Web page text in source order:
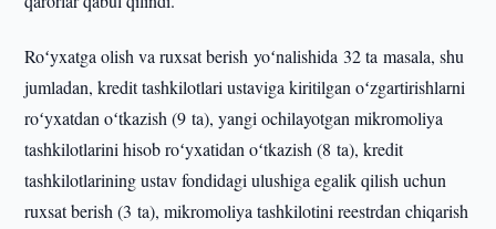
Roʻyxatga olish va ruxsat berish yoʻnalishida 32 ta masala, shu
jumladan, kredit tashkilotlari ustaviga kiritilgan oʻzgartirishlarni
roʻyxatdan oʻtkazish (9 ta), yangi ochilayotgan mikromoliya
tashkilotlarini hisob roʻyxatidan oʻtkazish (8 ta), kredit
tashkilotlarining ustav fondidagi ulushiga egalik qilish uchun
ruxsat berish (3 ta), mikromoliya tashkilotini reestrdan chiqarish